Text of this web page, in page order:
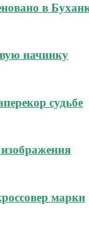
в
начинку
судьбе
марки